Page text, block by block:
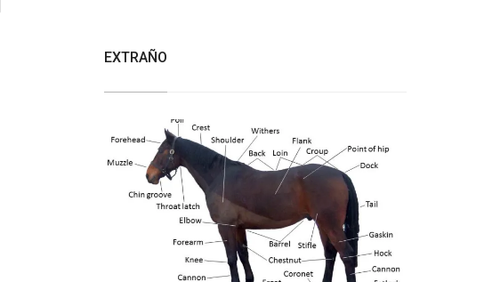
EXTRAÑO